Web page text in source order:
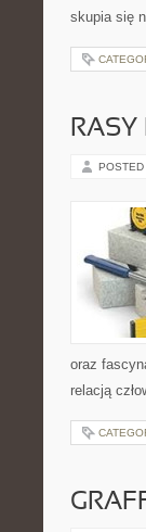
skupia się
RASY
POSTED
oraz
relacją